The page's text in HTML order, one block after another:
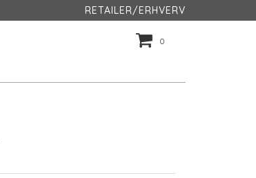
RETAILER/ERHVERV
0